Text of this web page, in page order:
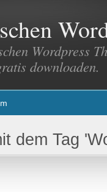
Wordpress
downloaden.
dem Tag